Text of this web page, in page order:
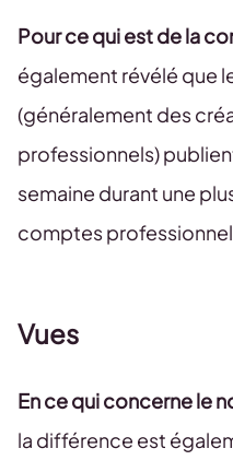
Pour ce qui est de la
également révélé que
(généralement des
professionnels)
semaine durant une
comptes
Vues
En ce qui concerne le
la différence est